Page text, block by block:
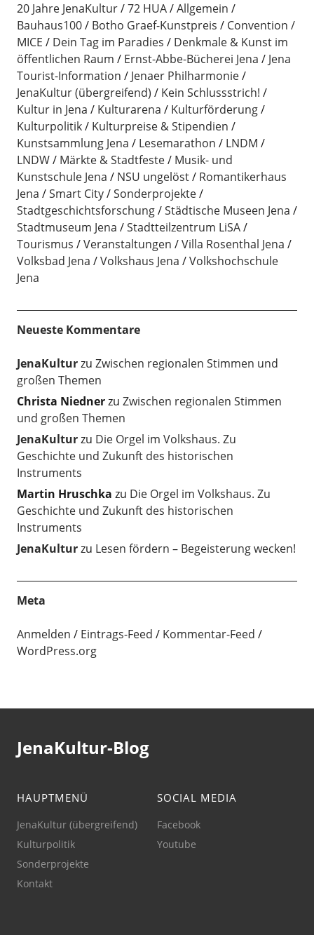
20 Jahre JenaKultur 72 HUA
Allgemein
Bauhaus100
Botho Graef-Kunstpreis
Convention /
MICE
Dein Tag im Paradies
Denkmale & Kunst im
öffentlichen Raum
Ernst-Abbe-Bücherei Jena
Jena
Tourist-Information
Jenaer Philharmonie
JenaKultur (übergreifend)
Kein Schlussstrich!
Kultur in Jena
Kulturarena
Kulturförderung
Kulturpolitik
Kulturpreise & Stipendien
Kunstsammlung Jena
Lesemarathon
LNDM
LNDW
Märkte & Stadtfeste
Musik- und
Kunstschule Jena
NSU ungelöst
Romantikerhaus
Jena
Smart City
Sonderprojekte
Stadtgeschichtsforschung
Städtische Museen Jena
Stadtmuseum Jena
Stadtteilzentrum LiSA
Tourismus
Veranstaltungen
Villa Rosenthal Jena
Volksbad Jena
Volkshaus Jena
Volkshochschule
Jena
Neueste Kommentare
JenaKulturzu Zwischen regionalen Stimmen und
großen Themen
Christa Niednerzu Zwischen regionalen Stimmen
und großen Themen
JenaKulturzu Die Orgel im Volkshaus. Zu
Geschichte und Zukunft des historischen
Instruments
Martin Hruschka zu Die Orgel im Volkshaus. Zu
Geschichte und Zukunft des historischen
Instruments
JenaKulturzu Lesen fördern – Begeisterung wecken!
Meta
Anmelden Eintrags-Feed
Kommentar-Feed
WordPress.org
JenaKultur-Blog
HAUPTMENÜ
JenaKultur (übergreifend)
Kulturpolitik
Sonderprojekte
Kontakt
SOCIAL MEDIA
Facebook
Youtube